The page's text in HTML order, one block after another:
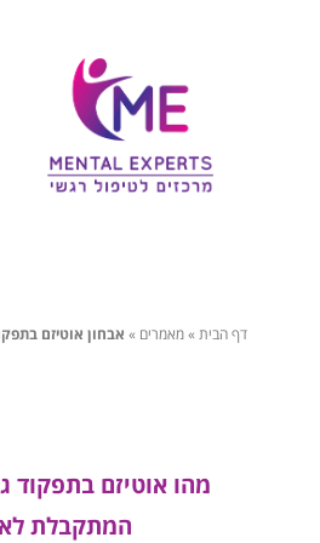
דף הבית»מאמרים » אבחון אוטיזם
מהו אוטיזם בתפקוד
המתקבלת